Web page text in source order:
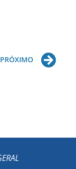
PRÓXIMO